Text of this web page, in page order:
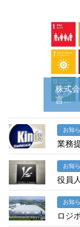
株式
言…
お知
業務
お知
役員
お知
ロジ